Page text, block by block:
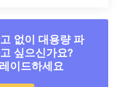
없이 대용량 파
싶으신가요?
이드하세요